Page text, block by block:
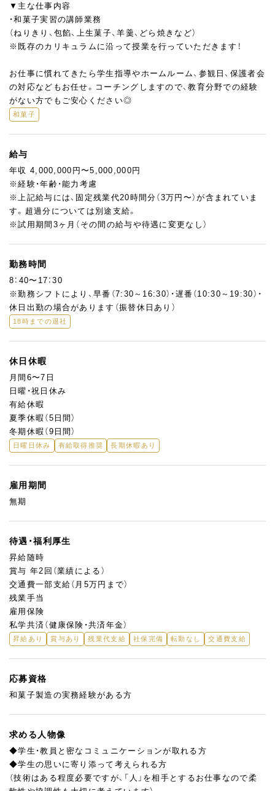
▼主な仕事内容
・和菓子実習の講師業務
（ねりきり、包餡、上生菓子、羊羹、どら焼きなど）
※既存のカリキュラムに沿って授業を行っていただきます！
お仕事に慣れてきたら学生指導やホームルーム、参観日、保護者会
の対応などもお任せ。コーチングしますので、教育分野での経験
がない方でもご安心ください◎
和菓子
給与
年収 4,000,000円〜5,000,000円
※経験・年齢・能力考慮
※上記給与には、固定残業代20時間分（3万円〜）が含まれていま
す。超過分については別途支給。
※試用期間3ヶ月（その間の給与や待遇に変更なし）
勤務時間
8：40〜17：30
※勤務シフトにより、早番（7:30～16:30）・遅番（10:30～19:30）・
休日出勤の場合があります（振替休日あり）
18時までの退社
休日休暇
月間6〜7日
日曜・祝日休み
有給休暇
夏季休暇（5日間）
冬期休暇（9日間）
日曜日休み 有給取得推奨 長期休暇あり
雇用期間
無期
待遇・福利厚生
昇給随時
賞与 年2回（業績による）
交通費一部支給（月5万円まで）
残業手当
雇用保険
私学共済（健康保険・共済年金）
昇給あり 賞与あり 残業代支給 社保完備 転勤なし 交通費支給
応募資格
和菓子製造の実務経験がある方
求める人物像
◆学生・教員と密なコミュニケーションが取れる方
◆学生の思いに寄り添って考えられる方
（技術はある程度必要ですが、「人」を相手とするお仕事なので柔